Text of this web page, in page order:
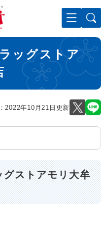
て本文へ
ッグストア
2022年10月21日更新
ストアモリ大牟